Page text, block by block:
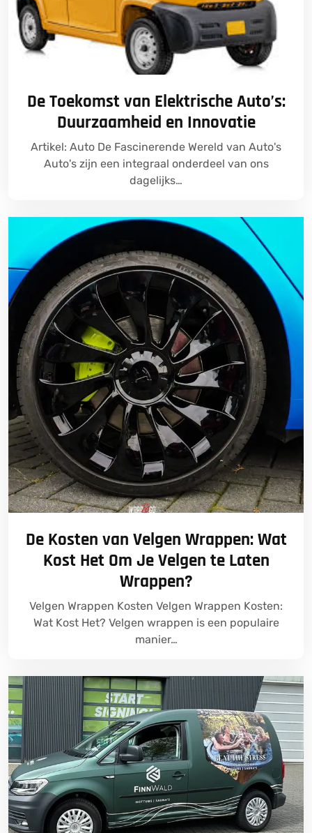
De Toekomst van Elektrische Auto’s:
Duurzaamheid en Innovatie
Artikel: Auto De Fascinerende Wereld van Auto's
Auto's zijn een integraal onderdeel van ons
dagelijks…
De Kosten van Velgen Wrappen: Wat
Kost Het Om Je Velgen te Laten
Wrappen?
Velgen Wrappen Kosten Velgen Wrappen Kosten:
Wat Kost Het? Velgen wrappen is een populaire
manier…